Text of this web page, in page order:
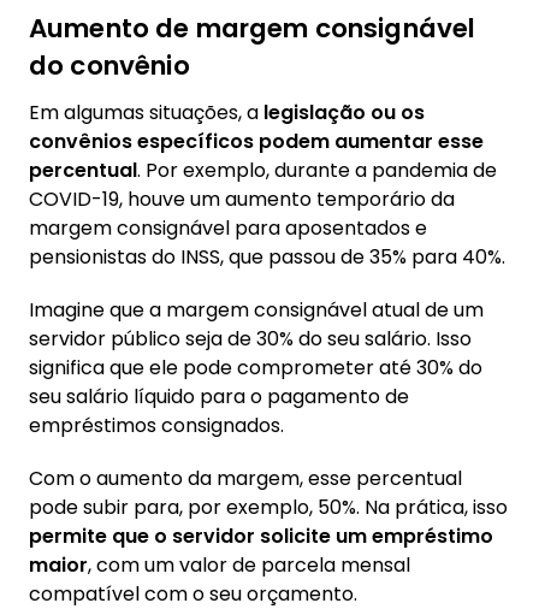
Aumento de margem consignável
do convênio
Em algumas situações, a legislação ou os
convênios específicos podem aumentar esse
percentual. Por exemplo, durante a pandemia de
COVID-19, houve um aumento temporário da
margem consignável para aposentados e
pensionistas do INSS, que passou de 35% para 40%.
Imagine que a margem consignável atual de um
servidor público seja de 30% do seu salário. Isso
significa que ele pode comprometer até 30% do
seu salário líquido para o pagamento de
empréstimos consignados.
Com o aumento da margem, esse percentual
pode subir para, por exemplo, 50%. Na prática, isso
permite que o servidor solicite um empréstimo
maior, com um valor de parcela mensal
compatível com o seu orçamento.